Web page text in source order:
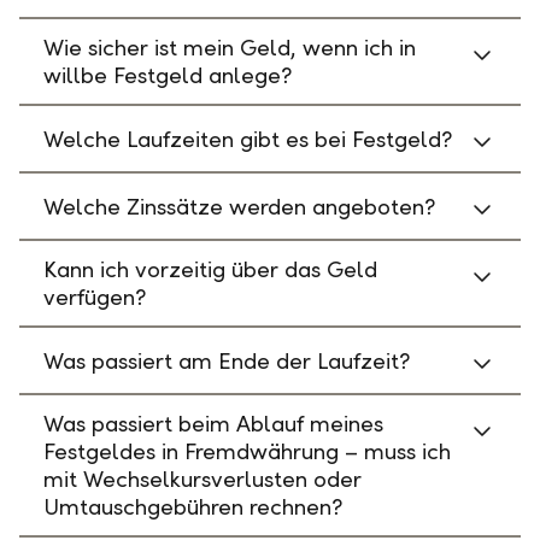
Wie sicher ist mein Geld, wenn ich in
willbe Festgeld anlege?
Welche Laufzeiten gibt es bei Festgeld?
Welche Zinssätze werden angeboten?
Kann ich vorzeitig über das Geld
verfügen?
Was passiert am Ende der Laufzeit?
Was passiert beim Ablauf meines
Festgeldes in Fremdwährung – muss ich
mit Wechselkursverlusten oder
Umtauschgebühren rechnen?